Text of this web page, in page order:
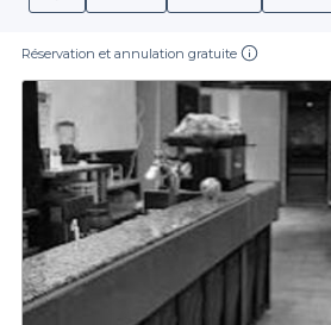
Réservation et annulation gratuite